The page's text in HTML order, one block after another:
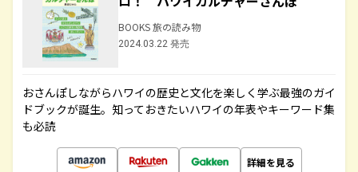
BOOKS 旅の読み物
2024.03.22 発売
おさんぽしながらハワイの歴史と文化を楽しく学ぶ最強のガイ
ドブックが誕生。知っておきたいハワイの年表やキーワード集
も必読
詳細を見る